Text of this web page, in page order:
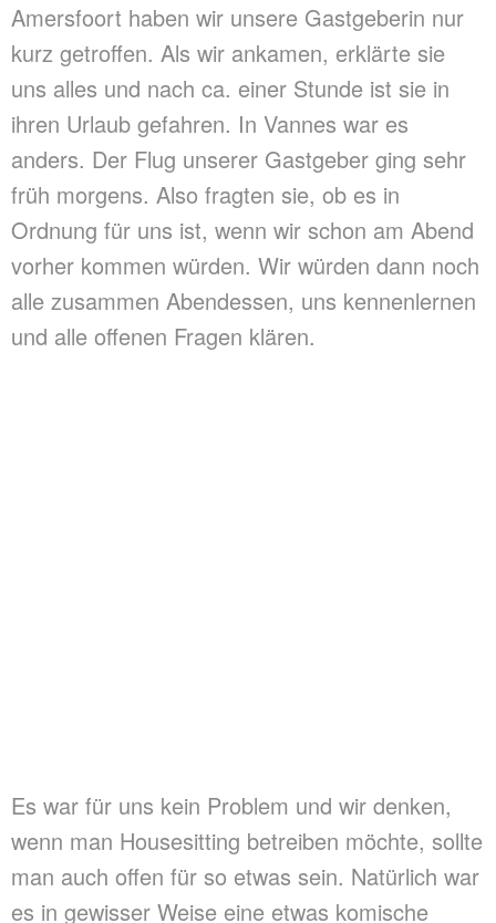
Amersfoort haben wir unsere Gastgeberin nur
kurz getroffen. Als wir ankamen, erklärte sie
uns alles und nach ca. einer Stunde ist sie in
ihren Urlaub gefahren. In Vannes war es
anders. Der Flug unserer Gastgeber ging sehr
früh morgens. Also fragten sie, ob es in
Ordnung für uns ist, wenn wir schon am Abend
vorher kommen würden. Wir würden dann noch
alle zusammen Abendessen, uns kennenlernen
und alle offenen Fragen klären.
Es war für uns kein Problem und wir denken,
wenn man Housesitting betreiben möchte, sollte
man auch offen für so etwas sein. Natürlich war
es in gewisser Weise eine etwas komische